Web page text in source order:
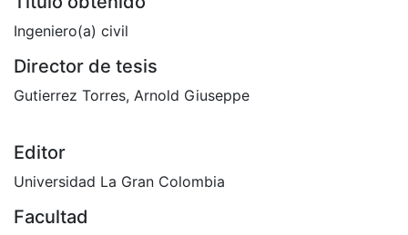
Ingeniero(a) civil
Director de tesis
Gutierrez Torres, Arnold Giuseppe
Editor
Universidad La Gran Colombia
Facultad